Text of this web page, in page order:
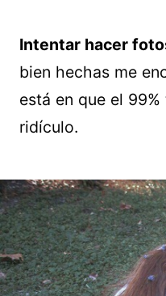
Intentar hacer
bien hechas me
está en que el
ridículo.